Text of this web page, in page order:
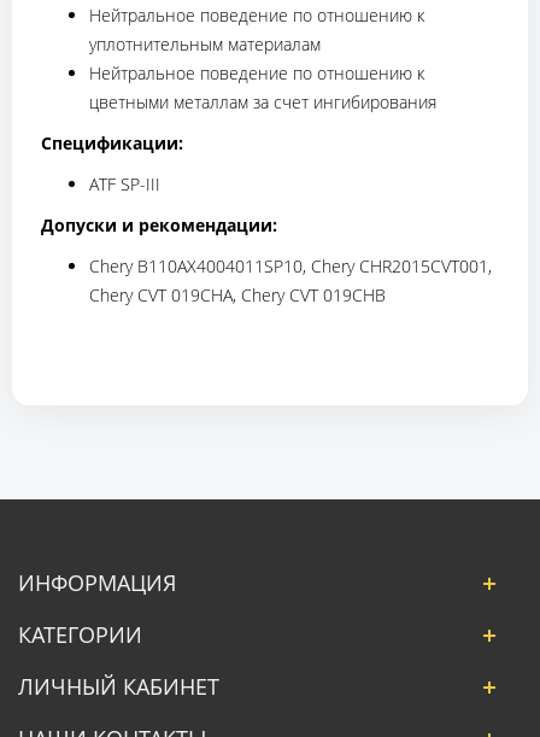
Нейтральное поведение по отношению к
уплотнительным материалам
Нейтральное поведение по отношению к
цветными металлам за счет ингибирования
Спецификации:
ATF SP-III
Допуски и рекомендации:
Chery B110AX4004011SP10, Chery CHR2015CVT001,
Chery CVT 019CHA, Chery CVT 019CHB
ИНФОРМАЦИЯ
КАТЕГОРИИ
ЛИЧНЫЙ КАБИНЕТ